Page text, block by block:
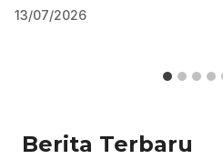
13/07/2026
Berita Terbaru